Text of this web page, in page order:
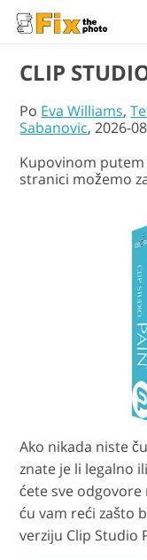
CLIP
Po Eva Williams,
Sabanovic, 2026-
Kupovinom
stranici možemo
Ako nikada niste
znate je li legalno
ćete sve
ću vam reći zašto
verziju Clip Studio